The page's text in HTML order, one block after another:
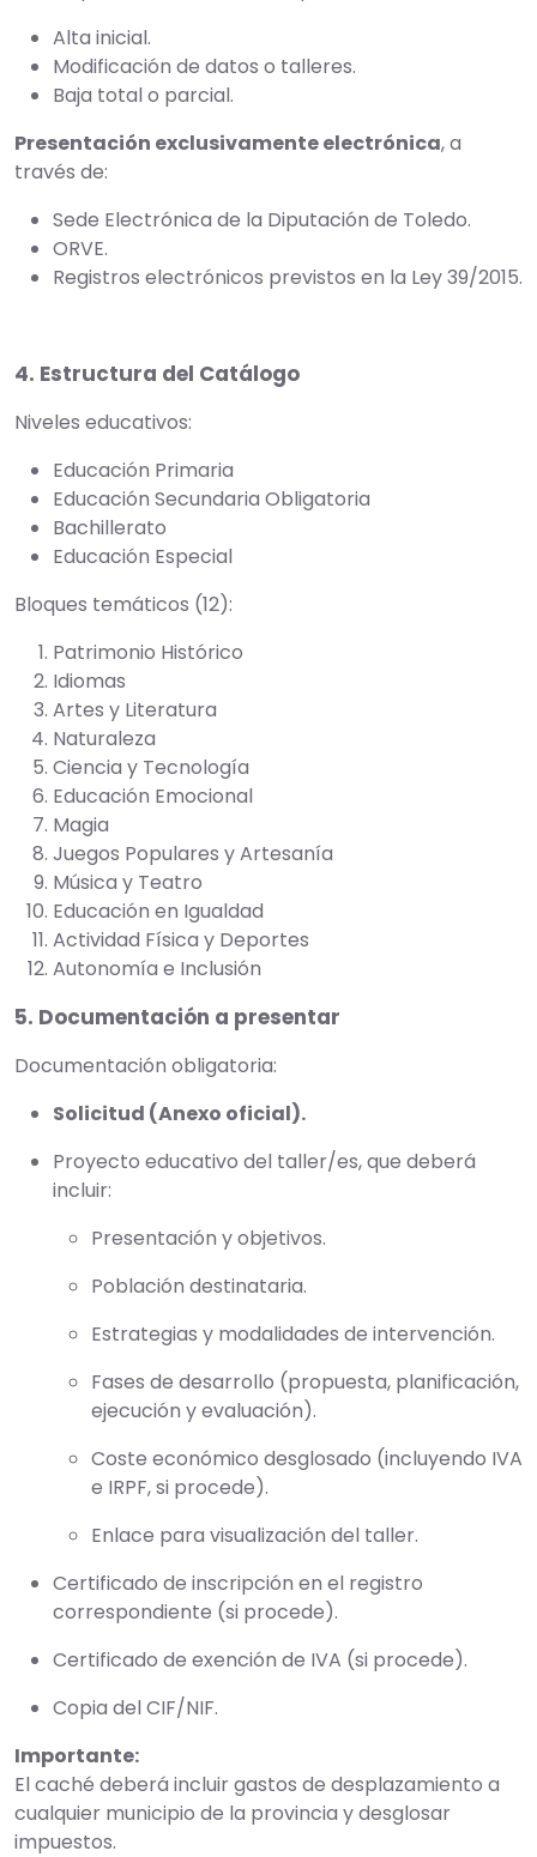
Alta inicial.
Modificación de datos o talleres.
Baja total o parcial.
Presentación exclusivamente electrónica, a
través de:
Sede Electrónica de la Diputación de Toledo.
ORVE.
Registros electrónicos previstos en la Ley 39/2015.
4. Estructura del Catálogo
Niveles educativos:
Educación Primaria
Educación Secundaria Obligatoria
Bachillerato
Educación Especial
Bloques temáticos (12):
Patrimonio Histórico
Idiomas
Artes y Literatura
Naturaleza
Ciencia y Tecnología
Educación Emocional
Magia
Juegos Populares y Artesanía
Música y Teatro
Educación en Igualdad
Actividad Física y Deportes
Autonomía e Inclusión
5. Documentación a presentar
Documentación obligatoria:
Solicitud (Anexo oficial).
Proyecto educativo del taller/es, que deberá
incluir:
Presentación y objetivos.
Población destinataria.
Estrategias y modalidades de intervención.
Fases de desarrollo (propuesta, planificación,
ejecución y evaluación).
Coste económico desglosado (incluyendo IVA
e IRPF, si procede).
Enlace para visualización del taller.
Certificado de inscripción en el registro
correspondiente (si procede).
Certificado de exención de IVA (si procede).
Copia del CIF/NIF.
Importante:
El caché deberá incluir gastos de desplazamiento a
cualquier municipio de la provincia y desglosar
impuestos.